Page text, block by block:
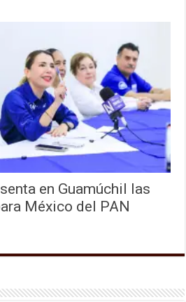
en Guamúchil las
México del PAN